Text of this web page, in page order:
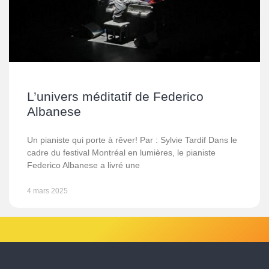
L’univers méditatif de Federico
Albanese
Un pianiste qui porte à rêver! Par : Sylvie Tardif Dans le
cadre du festival Montréal en lumières, le pianiste
Federico Albanese a livré une
4 mars 2025